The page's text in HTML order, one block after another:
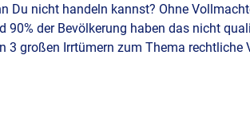
Du nicht handeln kannst? Ohne
90% der Bevölkerung haben das nicht
3 großen Irrtümern zum Thema rechtliche